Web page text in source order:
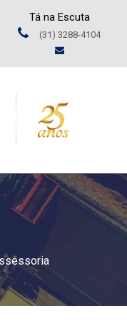
Tá na Escuta
(31) 3288-4104